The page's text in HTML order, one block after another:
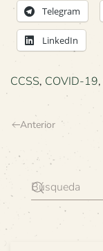
Telegram
LinkedIn
CCSS, COVID-19,
Anterior